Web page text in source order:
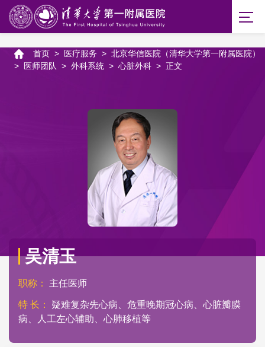
首页 > 医疗服务 > 北京华信医院（清华大学第一附属医院）
>
医师团队 > 外科系统 > 心脏外科 > 正文
吴清玉
职称： 主任医师
特 长： 疑难复杂先心病、危重晚期冠心病、心脏瓣膜
病、人工左心辅助、心肺移植等